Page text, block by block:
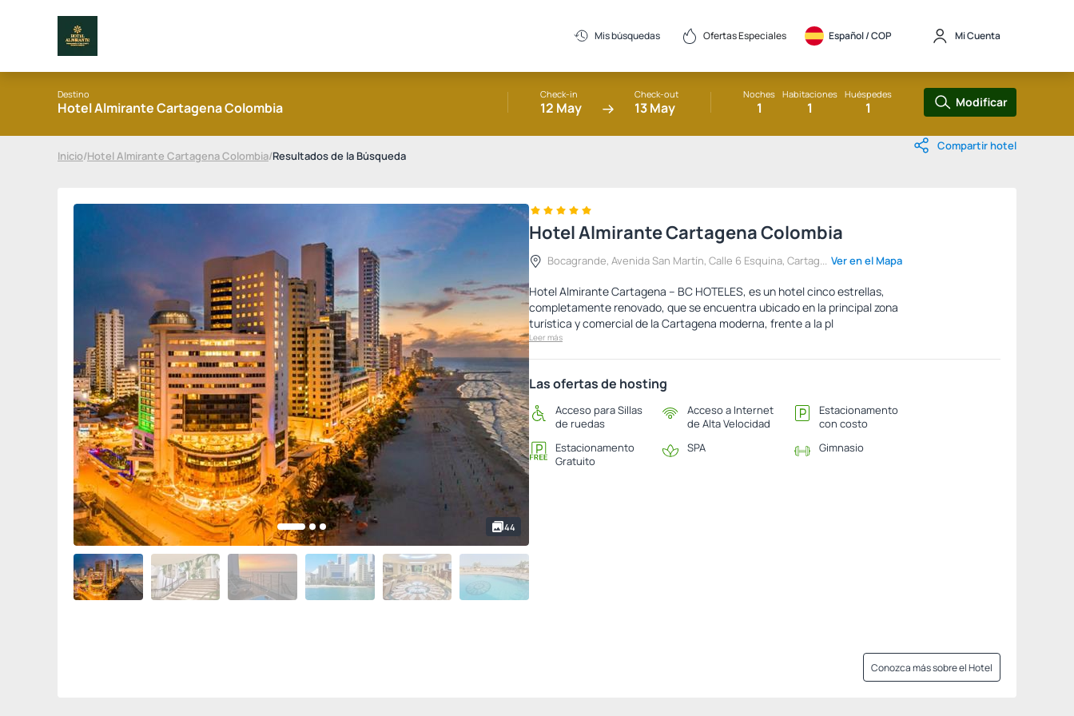
Mis búsquedas Ofertas Especiales Español / COP Mi Cuenta
Destino
Hotel Almirante Cartagena Colombia
Check-in
12 May
Check-out
13 May
Noches
1
Habitaciones
1
Huéspedes
1 Modificar
Inicio/Hotel Almirante Cartagena Colombia/Resultados de la Búsqueda
Compartir hotel
44
Hotel Almirante Cartagena Colombia
Bocagrande, Avenida San Martín, Calle 6 Esquina, Cartag... Ver en el Mapa
Hotel Almirante Cartagena – BC HOTELES, es un hotel cinco estrellas,
completamente renovado, que se encuentra ubicado en la principal zona
turística y comercial de la Cartagena moderna, frente a la pl
Leer más
Las ofertas de hosting
Acceso para Sillas
de ruedas
Acceso a Internet
de Alta Velocidad
Estacionamento
con costo
Estacionamento
Gratuito
SPA Gimnasio
Conozca más sobre el Hotel